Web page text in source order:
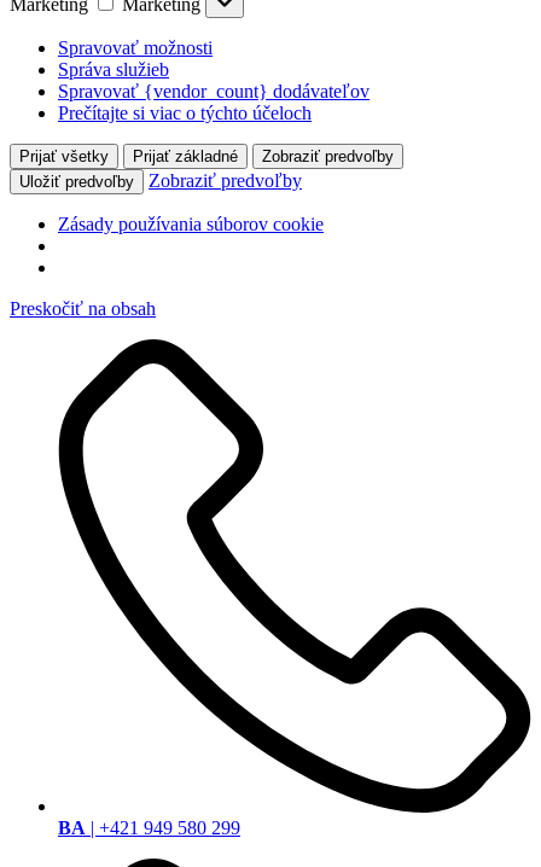
Marketing
Marketing
Spravovať možnosti
Správa služieb
Spravovať {vendor_count} dodávateľov
Prečítajte si viac o týchto účeloch
Prijať všetky Prijať základné
Zobraziť predvoľby
Uložiť predvoľby
Zobraziť predvoľby
Zásady používania súborov cookie
Preskočiť na obsah
BA | +421 949 580 299